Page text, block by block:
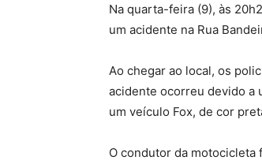
Na quarta-feira (9), às
um acidente na Rua
Ao chegar ao local, os
acidente ocorreu devido a
um veículo Fox, de cor
O condutor da motocicleta